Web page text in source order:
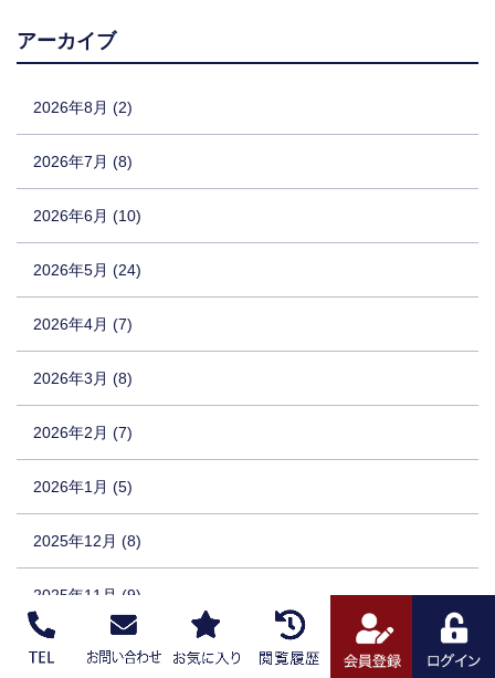
アーカイブ
2026年8月 (2)
2026年7月 (8)
2026年6月 (10)
2026年5月 (24)
2026年4月 (7)
2026年3月 (8)
2026年2月 (7)
2026年1月 (5)
2025年12月 (8)
2025年11月 (9)
2025年10月 (9)